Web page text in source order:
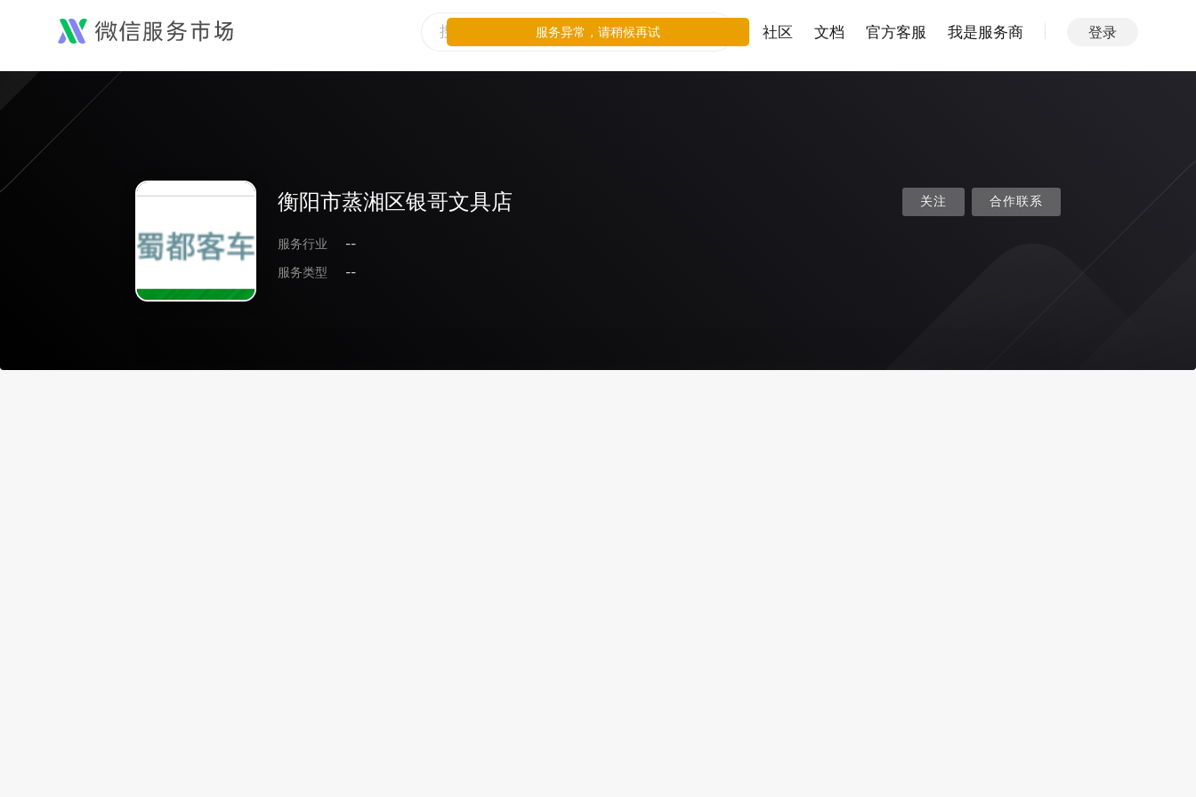
社区 文档 官方客服 我是服务商 登录
衡阳市蒸湘区银哥文具店
服务行业
--
服务类型
--
关注 合作联系
服务异常，请稍候再试